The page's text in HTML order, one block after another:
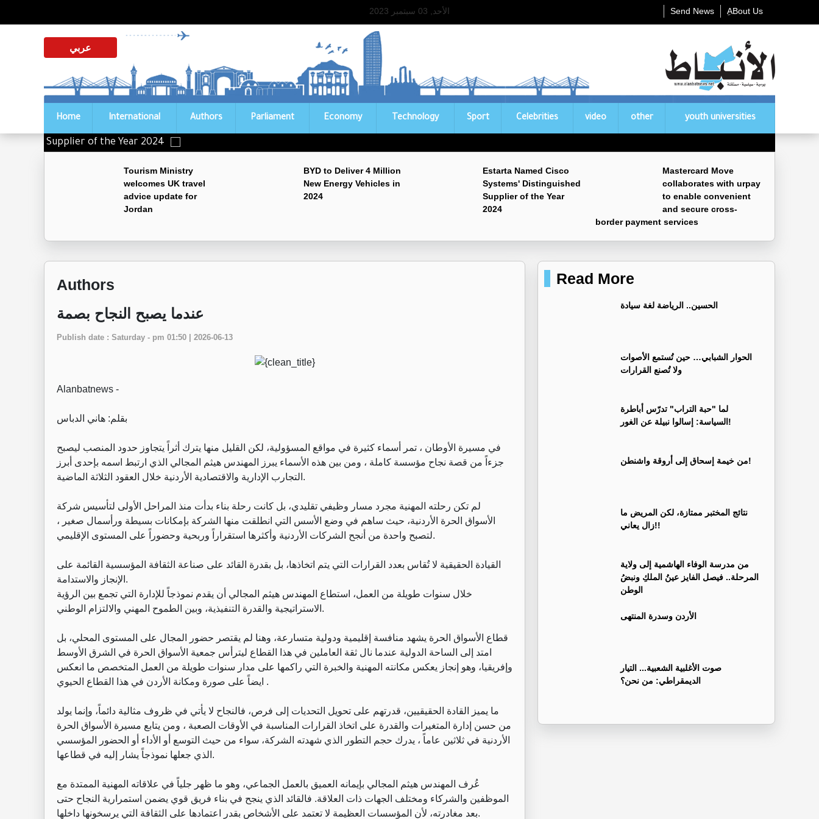
الأحد, 03 سبتمبر 2023 ِABout Us Send News
عربي
Home International Authors Parliament Economy Technology Sport Celebrities video other youth universities
Supplier of the Year 2024
Tourism Ministry
welcomes UK travel
advice update for
Jordan
BYD to Deliver 4 Million
New Energy Vehicles in
2024
Estarta Named Cisco
Systems' Distinguished
Supplier of the Year
2024
Mastercard Move
collaborates with urpay
to enable convenient
and secure cross-
border payment services
Authors
عندما يصبح النجاح بصمة
Publish date : Saturday - pm 01:50 | 2026-06-13
Alanbatnews -
بقلم: هاني الدباس
في مسيرة الأوطان ، تمر أسماء كثيرة في مواقع المسؤولية، لكن القليل منها يترك أثراً يتجاوز حدود المنصب ليصبح
جزءاً من قصة نجاح مؤسسة كاملة ، ومن بين هذه الأسماء يبرز المهندس هيثم المجالي الذي ارتبط اسمه بإحدى أبرز
التجارب الإدارية والاقتصادية الأردنية خلال العقود الثلاثة الماضية.
لم تكن رحلته المهنية مجرد مسار وظيفي تقليدي، بل كانت رحلة بناء بدأت منذ المراحل الأولى لتأسيس شركة
الأسواق الحرة الأردنية، حيث ساهم في وضع الأسس التي انطلقت منها الشركة بإمكانات بسيطة ورأسمال صغير ،
لتصبح واحدة من أنجح الشركات الأردنية وأكثرها استقراراً وربحية وحضوراً على المستوى الإقليمي.
القيادة الحقيقية لا تُقاس بعدد القرارات التي يتم اتخاذها، بل بقدرة القائد على صناعة الثقافة المؤسسية القائمة على
الإنجاز والاستدامة.
خلال سنوات طويلة من العمل، استطاع المهندس هيثم المجالي أن يقدم نموذجاً للإدارة التي تجمع بين الرؤية
الاستراتيجية والقدرة التنفيذية، وبين الطموح المهني والالتزام الوطني.
قطاع الأسواق الحرة يشهد منافسة إقليمية ودولية متسارعة، وهنا لم يقتصر حضور المجال على المستوى المحلي، بل
امتد إلى الساحة الدولية عندما نال ثقة العاملين في هذا القطاع ليترأس جمعية الأسواق الحرة في الشرق الأوسط
وإفريقيا، وهو إنجاز يعكس مكانته المهنية والخبرة التي راكمها على مدار سنوات طويلة من العمل المتخصص ما انعكس
ايضاً على صورة ومكانة الأردن في هذا القطاع الحيوي .
ما يميز القادة الحقيقيين، قدرتهم على تحويل التحديات إلى فرص، فالنجاح لا يأتي في ظروف مثالية دائماً، وإنما يولد
من حسن إدارة المتغيرات والقدرة على اتخاذ القرارات المناسبة في الأوقات الصعبة ، ومن يتابع مسيرة الأسواق الحرة
الأردنية في ثلاثين عاماً ، يدرك حجم التطور الذي شهدته الشركة، سواء من حيث التوسع أو الأداء أو الحضور المؤسسي
الذي جعلها نموذجاً يشار إليه في قطاعها.
عُرف المهندس هيثم المجالي بإيمانه العميق بالعمل الجماعي، وهو ما ظهر جلياً في علاقاته المهنية الممتدة مع
الموظفين والشركاء ومختلف الجهات ذات العلاقة. فالقائد الذي ينجح في بناء فريق قوي يضمن استمرارية النجاح حتى
بعد مغادرته، لأن المؤسسات العظيمة لا تعتمد على الأشخاص بقدر اعتمادها على الثقافة التي يرسخونها داخلها.
Read More
الحسين.. الرياضة لغة سيادة
الحوار الشبابي… حين تُستمع الأصوات
ولا تُصنع القرارات
لما "حبة التراب" تدرّس أباطرة
السياسة: إسالوا نبيلة عن الغور!
من خيمة إسحاق إلى أروقة واشنطن!
نتائج المختبر ممتازة، لكن المريض ما
زال يعاني!!
من مدرسة الوفاء الهاشمية إلى ولاية
المرحلة.. فيصل الفايز عينُ الملكِ ونبضُ
الوطن
الأردن وسدرة المنتهى
صوت الأغلبية الشعبية... التيار
الديمقراطي: من نحن؟